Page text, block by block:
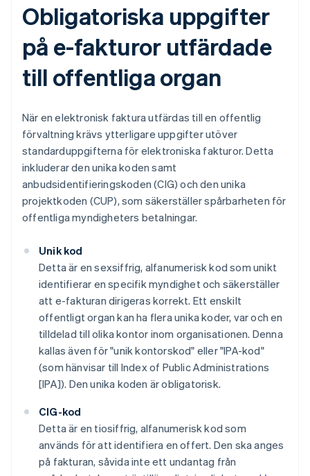
Obligatoriska uppgifter
på e-fakturor utfärdade
till offentliga organ
När en elektronisk faktura utfärdas till en offentlig
förvaltning krävs ytterligare uppgifter utöver
standarduppgifterna för elektroniska fakturor. Detta
inkluderar den unika koden samt
anbudsidentifieringskoden (CIG) och den unika
projektkoden (CUP), som säkerställer spårbarheten för
offentliga myndigheters betalningar.
Unik kod
Detta är en sexsiffrig, alfanumerisk kod som unikt
identifierar en specifik myndighet och säkerställer
att e-fakturan dirigeras korrekt. Ett enskilt
offentligt organ kan ha flera unika koder, var och en
tilldelad till olika kontor inom organisationen. Denna
kallas även för "unik kontorskod" eller "IPA-kod"
(som hänvisar till Index of Public Administrations
[IPA]). Den unika koden är obligatorisk.
CIG-kod
Detta är en tiosiffrig, alfanumerisk kod som
används för att identifiera en offert. Den ska anges
på fakturan, såvida inte ett undantag från